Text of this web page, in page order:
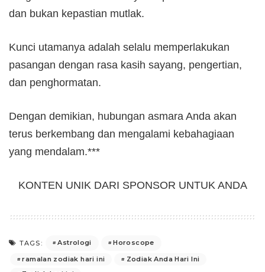
dan bukan kepastian mutlak.
Kunci utamanya adalah selalu memperlakukan
pasangan dengan rasa kasih sayang, pengertian,
dan penghormatan.
Dengan demikian, hubungan asmara Anda akan
terus berkembang dan mengalami kebahagiaan
yang mendalam.***
KONTEN UNIK DARI SPONSOR UNTUK ANDA
TAGS: Astrologi
Horoscope
ramalan zodiak hari ini
Zodiak Anda Hari Ini